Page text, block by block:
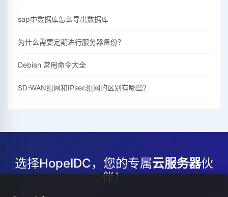
sap中数据库怎么导出数据库
为什么需要定期进行服务器备份？
Debian 常用命令大全
SD-WAN组网和IPsec组网的区别有哪些？
选择HopeIDC，您的专属云服务器伙
伴！